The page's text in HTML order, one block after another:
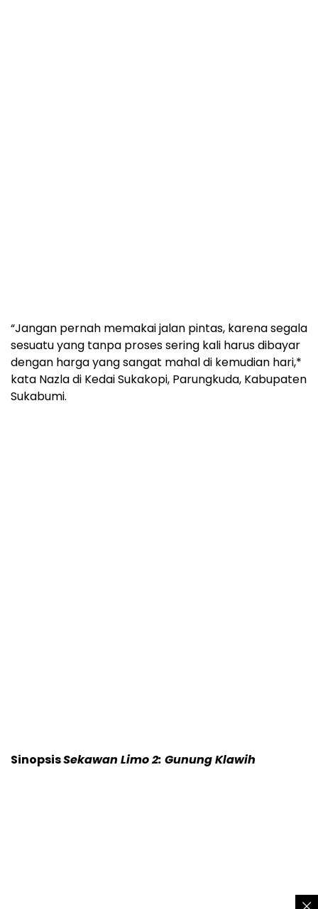
“Jangan pernah memakai jalan pintas, karena segala
sesuatu yang tanpa proses sering kali harus dibayar
dengan harga yang sangat mahal di kemudian hari,*
kata Nazla di Kedai Sukakopi, Parungkuda, Kabupaten
Sukabumi.
SinopsisSekawan Limo 2: Gunung Klawih